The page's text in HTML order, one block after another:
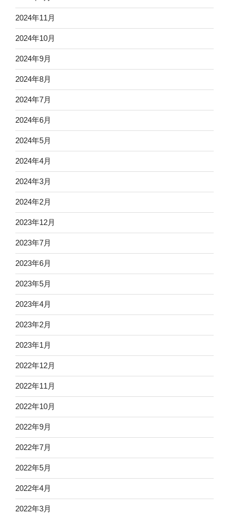
2024年11月
2024年10月
2024年9月
2024年8月
2024年7月
2024年6月
2024年5月
2024年4月
2024年3月
2024年2月
2023年12月
2023年7月
2023年6月
2023年5月
2023年4月
2023年2月
2023年1月
2022年12月
2022年11月
2022年10月
2022年9月
2022年7月
2022年5月
2022年4月
2022年3月